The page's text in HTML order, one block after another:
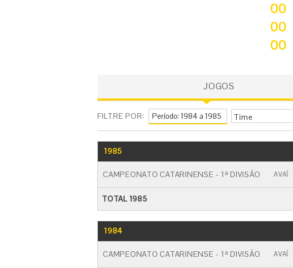
00
00
00
JOGOS
FILTRE POR: Time
1985
CAMPEONATO CATARINENSE - 1ª DIVISÃO AVAÍ
TOTAL 1985
1984
CAMPEONATO CATARINENSE - 1ª DIVISÃO AVAÍ